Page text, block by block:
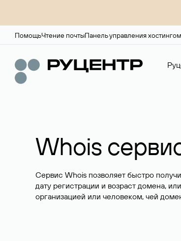
ПомощьЧтение почтыПанель управления хостингом
Whois
Сервис Whois позволяет быстро
дату регистрации и возраст домена,
организацией или человеком, чей